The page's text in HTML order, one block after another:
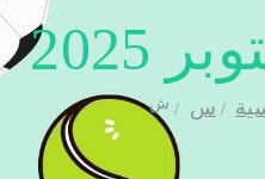
2025
س ش